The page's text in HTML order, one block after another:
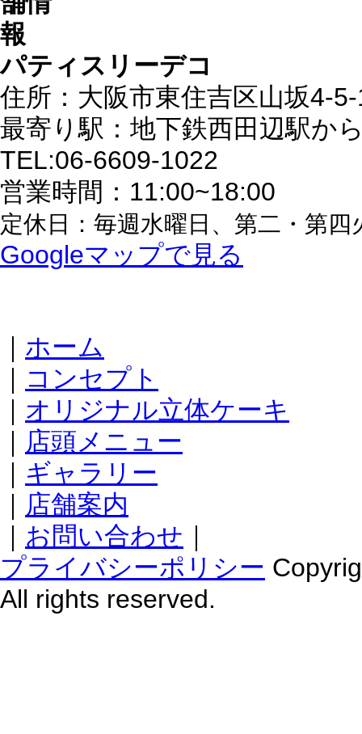
パティスリーデコ
住所：大阪市東住吉区山坂4-
最寄り駅：地下鉄西田辺駅か
TEL:06-6609-1022
営業時間：11:00~18:00
定休日：毎週水曜日、第二・第四
Googleマップで見る
ホーム
コンセプト
オリジナル立体ケーキ
店頭メニュー
ギャラリー
店舗案内
お問い合わせ
プライバシーポリシー
All rights reserved.